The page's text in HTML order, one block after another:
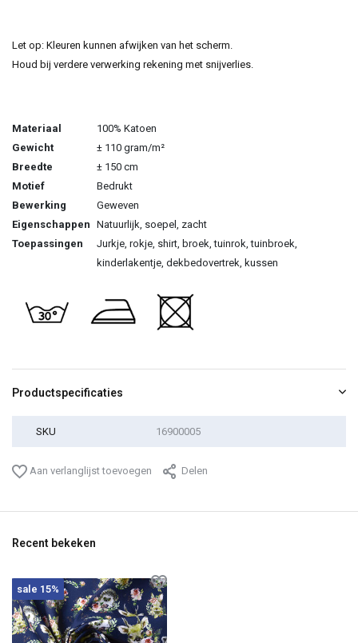
Let op: Kleuren kunnen afwijken van het scherm.
Houd bij verdere verwerking rekening met snijverlies.
Materiaal
100% Katoen
Gewicht
± 110 gram/m²
Breedte
± 150 cm
Motief
Bedrukt
Bewerking
Geweven
Eigenschappen Natuurlijk, soepel, zacht
Toepassingen
Jurkje, rokje, shirt, broek, tuinrok, tuinbroek,
kinderlakentje, dekbedovertrek, kussen
Productspecificaties
SKU 16900005
Aan verlanglijst toevoegen Delen
Recent bekeken
sale 15%